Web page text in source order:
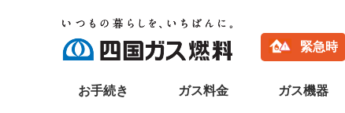
緊急時
お手続き ガス料金 ガス機器